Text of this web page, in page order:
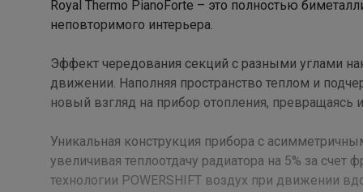
Royal Thermo PianoForte – это полностью
неповторимого интерьера.
Эффект чередования секций с разными углами
движении. Наполняя пространство теплом и
новый взгляд на прибор отопления, превращаясь
Уникальная конструкция прибора с
увеличивая теплоотдачу радиатора на 5% за
технологии POWERSHIFT воздух при движении